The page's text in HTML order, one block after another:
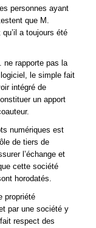
personnes ayant
que M.
a toujours été
ne rapporte pas la
le simple fait
intégré de
un apport
numériques est
de tiers de
l’échange et
cette société
horodatés.
propriété
par une société y
respect des